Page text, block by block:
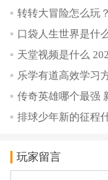
转转大冒险怎么玩
口袋人生世界是什
天堂视频是什么
乐学有道高效学习
传奇英雄哪个最强
排球少年新的征程
玩家留言